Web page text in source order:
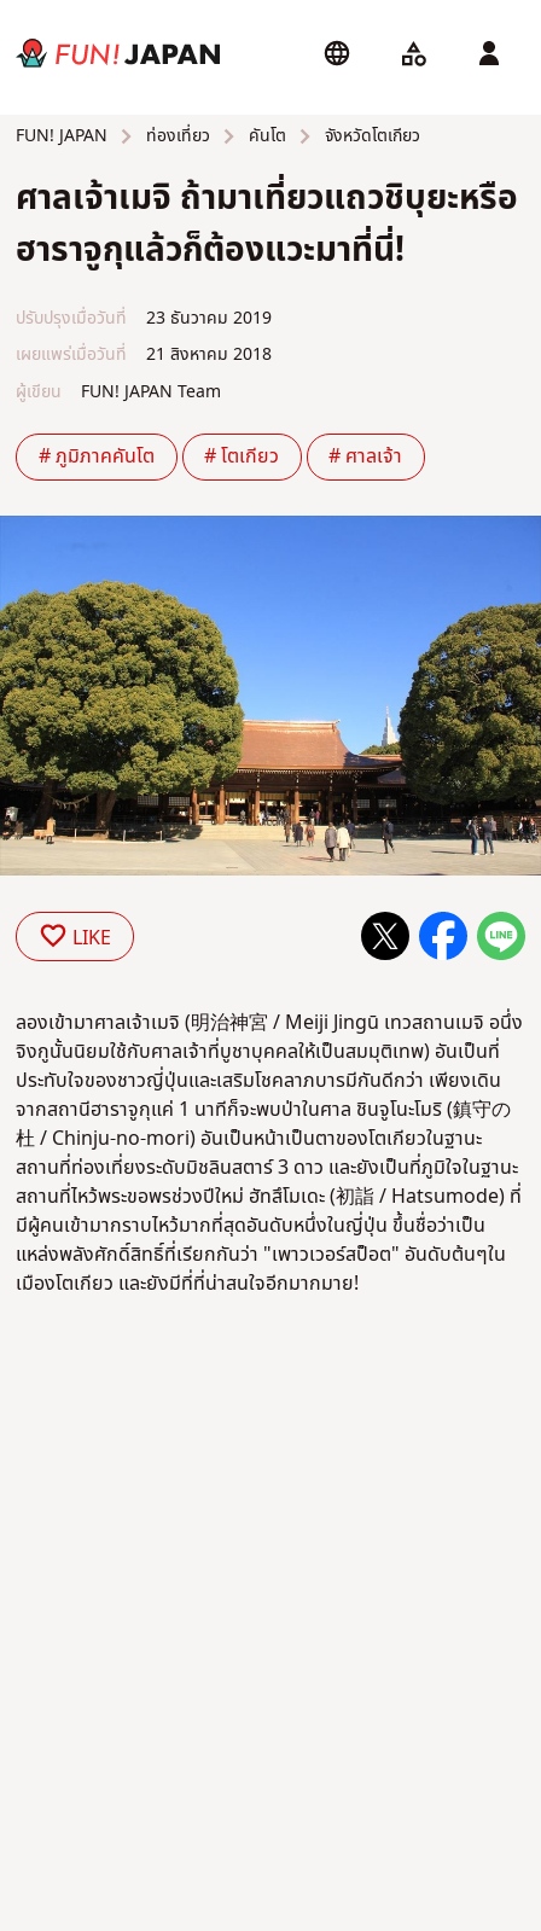
FUN! JAPAN ท่องเที่ยว คันโต จังหวัดโตเกียว
ศาลเจ้าเมจิ ถ้ามาเที่ยวแถวชิบุยะหรือ
ฮาราจูกุแล้วก็ต้องแวะมาที่นี่!
ปรับปรุงเมื่อวันที่
23 ธันวาคม 2019
เผยแพร่เมื่อวันที่
21 สิงหาคม 2018
ผู้เขียน
FUN! JAPAN Team
# ภูมิภาคคันโต # โตเกียว # ศาลเจ้า
LIKE
ลองเข้ามาศาลเจ้าเมจิ (明治神宮 / Meiji Jingū เทวสถานเมจิ อนึ่ง
จิงกูนั้นนิยมใช้กับศาลเจ้าที่บูชาบุคคลให้เป็นสมมุติเทพ) อันเป็นที่
ประทับใจของชาวญี่ปุ่นและเสริมโชคลาภบารมีกันดีกว่า เพียงเดิน
จากสถานีฮาราจูกุแค่ 1 นาทีก็จะพบป่าในศาล ชินจูโนะโมริ (鎮守の
杜 / Chinju-no-mori) อันเป็นหน้าเป็นตาของโตเกียวในฐานะ
สถานที่ท่องเที่ยงระดับมิชลินสตาร์ 3 ดาว และยังเป็นที่ภูมิใจในฐานะ
สถานที่ไหว้พระขอพรช่วงปีใหม่ ฮัทสึโมเดะ (初詣 / Hatsumode) ที่
มีผู้คนเข้ามากราบไหว้มากที่สุดอันดับหนึ่งในญี่ปุ่น ขึ้นชื่อว่าเป็น
แหล่งพลังศักดิ์สิทธิ์ที่เรียกกันว่า "เพาวเวอร์สป็อต" อันดับต้นๆใน
เมืองโตเกียว และยังมีที่ที่น่าสนใจอีกมากมาย!